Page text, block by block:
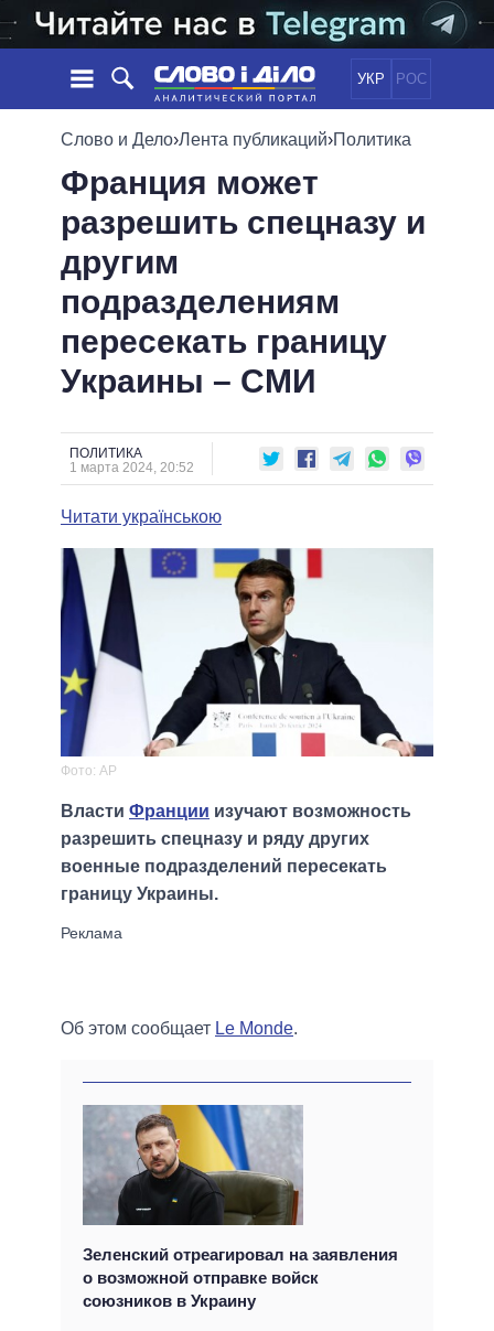
УКР РОС
НОВОСТИ
ЛЕНТА
СОБЫТИЯ
СТАТЬИ
МНЕНИЯ
ОБЗОРЫ
ДАЙДЖЕСТЫ
ПОЛИТИКА
ЭКОНОМИКА
ОБЕЩАНИЯ
ПОЛИТИКИ
ВСЕ ПОЛИТИКИ
ПРЕЗИДЕНТ И ОФИС
ВЕРХОВНАЯ РАДА
КАБИНЕТ МИНИСТРОВ
МЭРЫ
ВСЕ ПЕРСОНЫ
ВИДЕО
ПОДДЕРЖАТЬ
СРАВНЕНИЕ ПОЛИТИКОВ
Слово и Дело›Лента публикаций›Политика
Франция может
разрешить спецназу и
другим
подразделениям
пересекать границу
Украины – СМИ
ПОЛИТИКА
1 марта 2024, 20:52
Читати українською
Фото: AP
Власти Франции изучают возможность
разрешить спецназу и ряду других
военные подразделений пересекать
границу Украины.
Об этом сообщает Le Monde.
Зеленский отреагировал на заявления
о возможной отправке войск
союзников в Украину